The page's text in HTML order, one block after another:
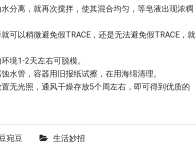
分离，就再次搅拌，使其混合均匀，等皂液出现浓稠
可以稍微避免假TRACE，还是无法避免假TRACE，就
境1-2天左右可脱模。
水管，容器用旧报纸试擦，在用海绵清理。
无光照，通风干燥存放5个周左右，即可得到优质的
宛豆 生活妙招